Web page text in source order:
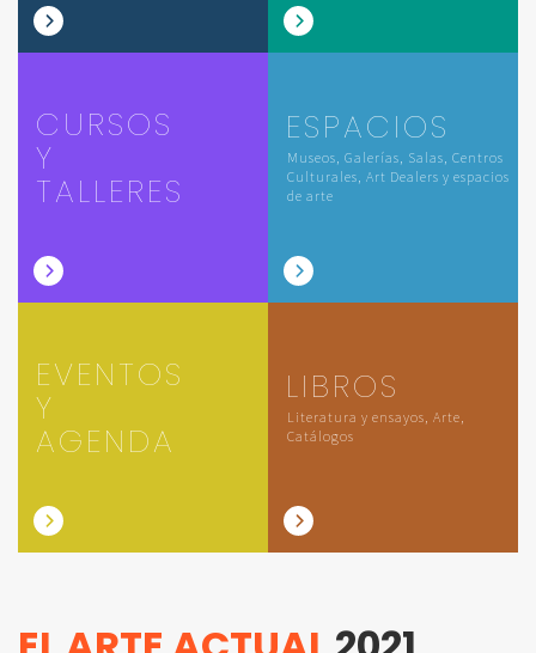
CURSOS
Y
TALLERES
ESPACIOS
Museos, Galerías, Salas, Centros
Culturales, Art Dealers y espacios
de arte
EVENTOS
Y
AGENDA
LIBROS
Literatura y ensayos, Arte,
Catálogos